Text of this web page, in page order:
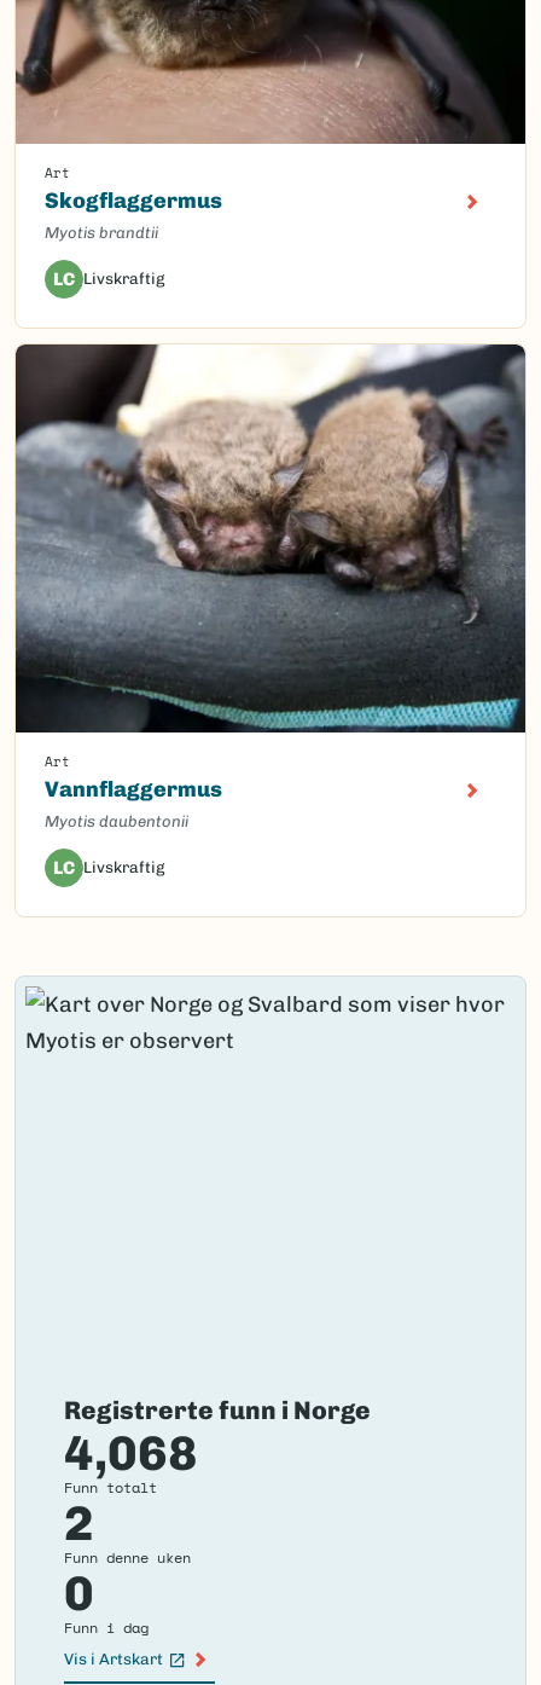
Art
Skogflaggermus
Myotis brandtii
LC Livskraftig
Art
Vannflaggermus
Myotis daubentonii
LC Livskraftig
Registrerte funn i Norge
4,068
Funn totalt
2
Funn denne uken
0
Funn i dag
Vis i Artskart
(Ekstern lenke)